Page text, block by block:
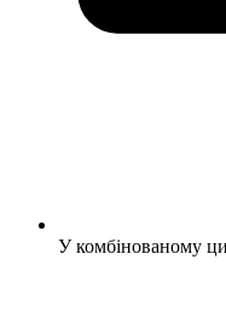
У комбінованому